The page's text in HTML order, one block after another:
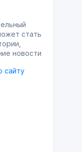
стать
новости
сайту